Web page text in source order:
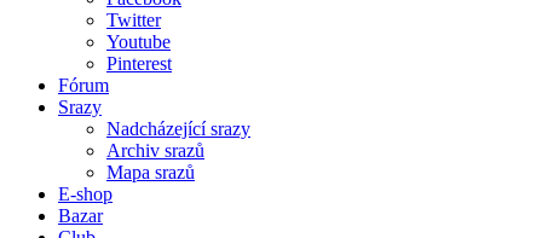
Twitter
Youtube
Pinterest
Fórum
Srazy
Nadcházející srazy
Archiv srazů
Mapa srazů
E-shop
Bazar